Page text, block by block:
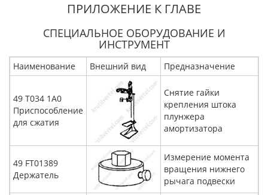
ПРИЛОЖЕНИЕ К ГЛАВЕ
СПЕЦИАЛЬНОЕ ОБОРУДОВАНИЕ И
ИНСТРУМЕНТ
Наименование Внешний вид Предназначение
49 Т034 1А0
Приспособление
для сжатия
Снятие гайки
крепления штока
плунжера
амортизатора
49 FT01389
Держатель
Измерение момента
вращения нижнего
рычага подвески